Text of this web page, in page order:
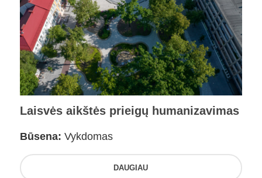
Laisvės aikštės prieigų humanizavimas
Būsena: Vykdomas
DAUGIAU